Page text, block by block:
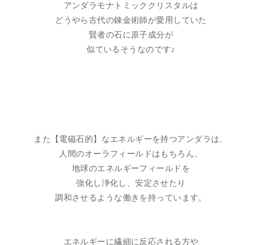
アンダラモナトミッククリスタルは
どうやら古代の錬金術師が愛用していた
賢者の石に原子成分が
似ているそうなのです♪
また【電磁石的】なエネルギーを持つアンダラは、
人間のオーラフィールドはもちろん、
地球のエネルギーフィールドを
強化し浄化し、安定させたり
調和させるような働きを持っています。
エネルギーに繊細に反応される方や